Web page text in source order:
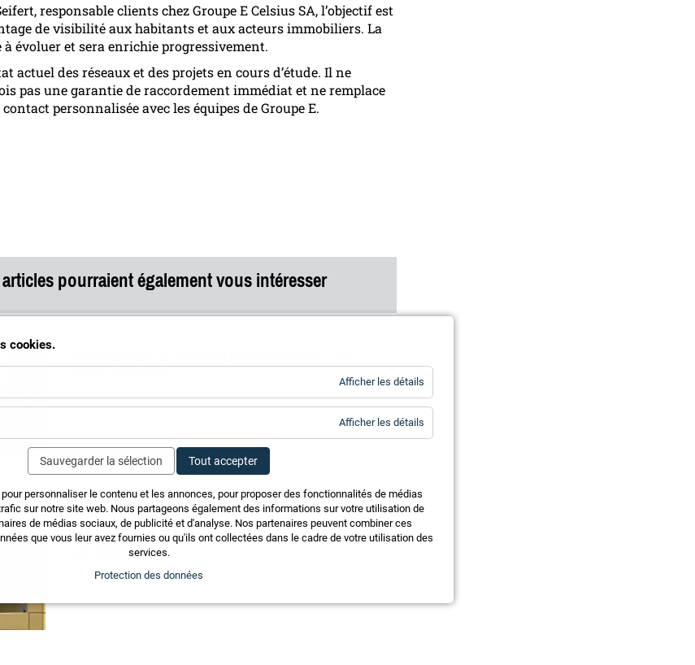
responsable clients chez Groupe E Celsius SA, l’objectif est
de visibilité aux habitants et aux acteurs immobiliers. La
à évoluer et sera enrichie progressivement.
actuel des réseaux et des projets en cours d’étude. Il ne
pas une garantie de raccordement immédiat et ne remplace
personnalisée avec les équipes de Groupe E.
pourraient également vous intéresser
avenir » (partie 4)
FRED : Partie 2 - Infos importantes sur l’automation du
bâtiment
cookies.
Afficher les détails
Afficher les détails
Sauvegarder la sélection Tout accepter
personnaliser le contenu et les annonces, pour proposer des fonctionnalités de médias
sur notre site web. Nous partageons également des informations sur votre utilisation de
de médias sociaux, de publicité et d'analyse. Nos partenaires peuvent combiner ces
que vous leur avez fournies ou qu'ils ont collectées dans le cadre de votre utilisation des
services.
Protection des données